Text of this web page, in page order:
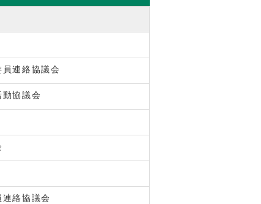
連絡協議会
協議会
絡協議会